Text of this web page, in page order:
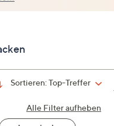
Sortieren:Top-Treffer
Alle Filter aufheben